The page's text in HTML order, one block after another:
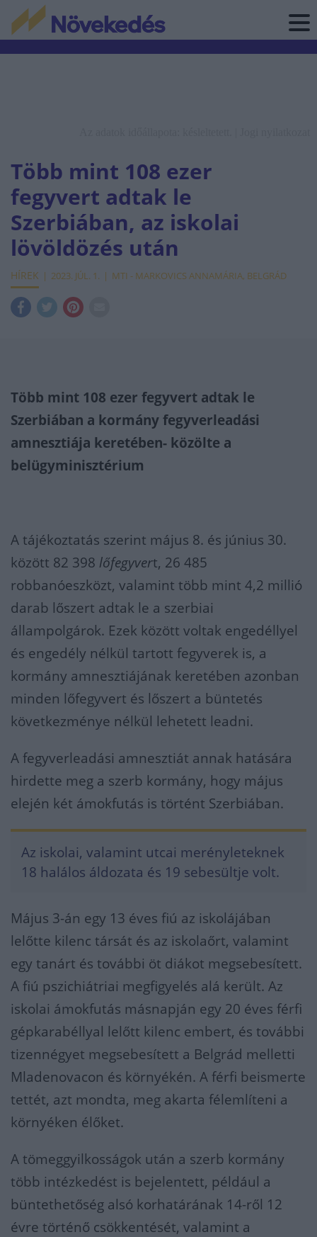
Több mint 108 ezer
fegyvert adtak le
Szerbiában, az iskolai
lövöldözés után
HÍREK 2023. JÚL. 1. MTI - MARKOVICS ANNAMÁRIA, BELGRÁD
Több mint 108 ezer fegyvert adtak le
Szerbiában a kormány fegyverleadási
amnesztiája keretében- közölte a
belügyminisztérium
A tájékoztatás szerint május 8. és június 30.
között 82 398 lőfegyvert, 26 485
robbanóeszközt, valamint több mint 4,2 millió
darab lőszert adtak le a szerbiai
állampolgárok. Ezek között voltak engedéllyel
és engedély nélkül tartott fegyverek is, a
kormány amnesztiájának keretében azonban
minden lőfegyvert és lőszert a büntetés
következménye nélkül lehetett leadni.
A fegyverleadási amnesztiát annak hatására
hirdette meg a szerb kormány, hogy május
elején két ámokfutás is történt Szerbiában.
Az iskolai, valamint utcai merényleteknek
18 halálos áldozata és 19 sebesültje volt.
Május 3-án egy 13 éves fiú az iskolájában
lelőtte kilenc társát és az iskolaőrt, valamint
egy tanárt és további öt diákot megsebesített.
A fiú pszichiátriai megfigyelés alá került. Az
iskolai ámokfutás másnapján egy 20 éves férfi
gépkarabéllyal lelőtt kilenc embert, és további
tizennégyet megsebesített a Belgrád melletti
Mladenovacon és környékén. A férfi beismerte
tettét, azt mondta, meg akarta félemlíteni a
környéken élőket.
A tömeggyilkosságok után a szerb kormány
több intézkedést is bejelentett, például a
büntethetőség alsó korhatárának 14-ről 12
évre történő csökkentését, valamint a